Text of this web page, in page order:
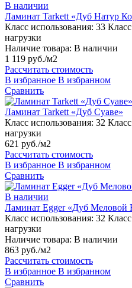
В наличии
Ламинат Tarkett «Дуб Натур
Класс использования: 33
нагрузки
Наличие товара: В наличии
1 119 руб./м2
Рассчитать стоимость
В избранное В избранном
Сравнить
Ламинат Tarkett «Дуб Суаве»
Класс использования: 32
нагрузки
621 руб./м2
Рассчитать стоимость
В избранное В избранном
Сравнить
В наличии
Ламинат Egger «Дуб Меловой
Класс использования: 32
нагрузки
Наличие товара: В наличии
863 руб./м2
Рассчитать стоимость
В избранное В избранном
Сравнить